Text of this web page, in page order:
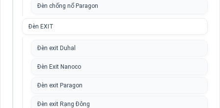
Đèn chống nổ Paragon
Đèn EXIT
Đèn exit Duhal
Đèn Exit Nanoco
Đèn exit Paragon
Đèn exit Rạng Đông